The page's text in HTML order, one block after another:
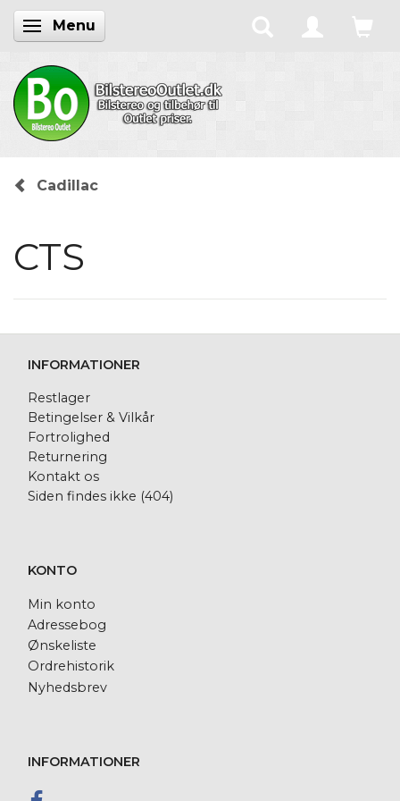
Skifte navigation
Menu
Cadillac
CTS
INFORMATIONER
Restlager
Betingelser & Vilkår
Fortrolighed
Returnering
Kontakt os
Siden findes ikke (404)
KONTO
Min konto
Adressebog
Ønskeliste
Ordrehistorik
Nyhedsbrev
INFORMATIONER